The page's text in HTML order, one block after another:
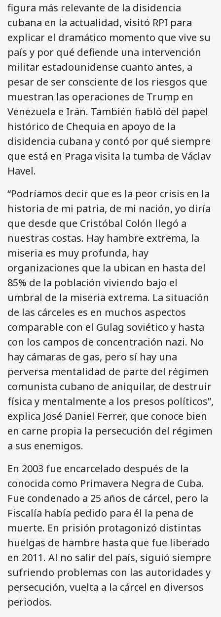
figura más relevante de la disidencia
cubana en la actualidad, visitó RPI para
explicar el dramático momento que vive su
país y por qué defiende una intervención
militar estadounidense cuanto antes, a
pesar de ser consciente de los riesgos que
muestran las operaciones de Trump en
Venezuela e Irán. También habló del papel
histórico de Chequia en apoyo de la
disidencia cubana y contó por qué siempre
que está en Praga visita la tumba de Václav
Havel.
“Podríamos decir que es la peor crisis en la
historia de mi patria, de mi nación, yo diría
que desde que Cristóbal Colón llegó a
nuestras costas. Hay hambre extrema, la
miseria es muy profunda, hay
organizaciones que la ubican en hasta del
85% de la población viviendo bajo el
umbral de la miseria extrema. La situación
de las cárceles es en muchos aspectos
comparable con el Gulag soviético y hasta
con los campos de concentración nazi. No
hay cámaras de gas, pero sí hay una
perversa mentalidad de parte del régimen
comunista cubano de aniquilar, de destruir
física y mentalmente a los presos políticos”,
explica José Daniel Ferrer, que conoce bien
en carne propia la persecución del régimen
a sus enemigos.
En 2003 fue encarcelado después de la
conocida como Primavera Negra de Cuba.
Fue condenado a 25 años de cárcel, pero la
Fiscalía había pedido para él la pena de
muerte. En prisión protagonizó distintas
huelgas de hambre hasta que fue liberado
en 2011. Al no salir del país, siguió siempre
sufriendo problemas con las autoridades y
persecución, vuelta a la cárcel en diversos
periodos.